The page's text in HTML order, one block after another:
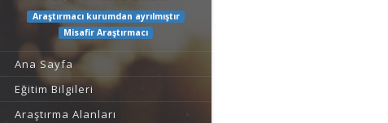
Araştırmacı kurumdan ayrılmıştır
Misafir Araştırmacı
Ana Sayfa
Eğitim Bilgileri
Araştırma Alanları